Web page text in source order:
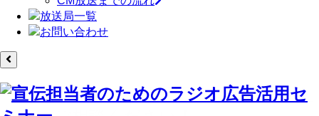
放送局一覧
お問い合わせ